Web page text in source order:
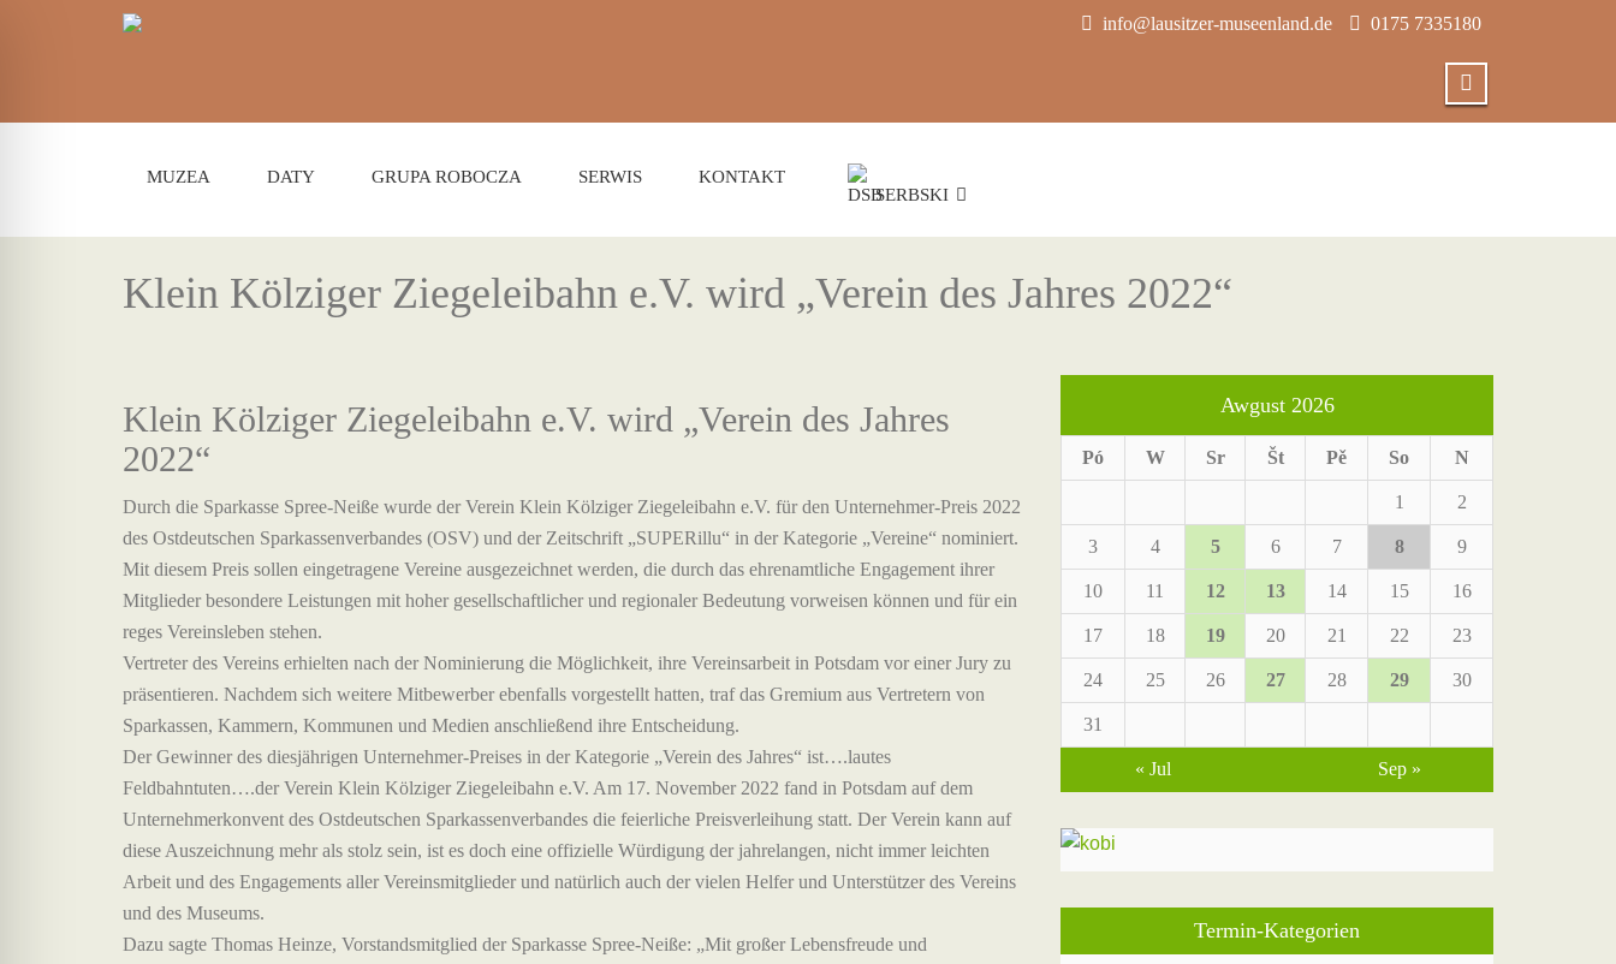
info@lausitzer-museenland.de 0175 7335180
MUZEA DATY GRUPA ROBOCZA SERWIS
KONTAKT
SERBSKI
Klein Kölziger Ziegeleibahn e.V. wird „Verein des Jahres 2022“
Klein Kölziger Ziegeleibahn e.V. wird „Verein des Jahres
2022“
Durch die Sparkasse Spree-Neiße wurde der Verein Klein Kölziger Ziegeleibahn e.V. für den Unternehmer-Preis 2022
des Ostdeutschen Sparkassenverbandes (OSV) und der Zeitschrift „SUPERillu“ in der Kategorie „Vereine“ nominiert.
Mit diesem Preis sollen eingetragene Vereine ausgezeichnet werden, die durch das ehrenamtliche Engagement ihrer
Mitglieder besondere Leistungen mit hoher gesellschaftlicher und regionaler Bedeutung vorweisen können und für ein
reges Vereinsleben stehen.
Vertreter des Vereins erhielten nach der Nominierung die Möglichkeit, ihre Vereinsarbeit in Potsdam vor einer Jury zu
präsentieren. Nachdem sich weitere Mitbewerber ebenfalls vorgestellt hatten, traf das Gremium aus Vertretern von
Sparkassen, Kammern, Kommunen und Medien anschließend ihre Entscheidung.
Der Gewinner des diesjährigen Unternehmer-Preises in der Kategorie „Verein des Jahres“ ist….lautes
Feldbahntuten….der Verein Klein Kölziger Ziegeleibahn e.V. Am 17. November 2022 fand in Potsdam auf dem
Unternehmerkonvent des Ostdeutschen Sparkassenverbandes die feierliche Preisverleihung statt. Der Verein kann auf
diese Auszeichnung mehr als stolz sein, ist es doch eine offizielle Würdigung der jahrelangen, nicht immer leichten
Arbeit und des Engagements aller Vereinsmitglieder und natürlich auch der vielen Helfer und Unterstützer des Vereins
und des Museums.
Dazu sagte Thomas Heinze, Vorstandsmitglied der Sparkasse Spree-Neiße: „Mit großer Lebensfreude und
Awgust 2026
Pó W Sr Št Pě So N
1 2
3 4 5 6 7 8 9
10 11 12 13 14 15 16
17 18 19 20 21 22 23
24 25 26 27 28 29 30
31
« Jul Sep »
Termin-Kategorien